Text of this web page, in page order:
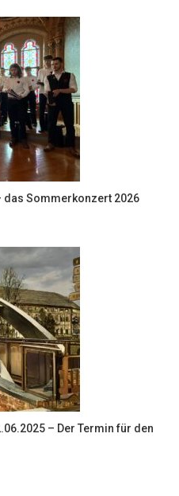
das Sommerkonzert 2026
– Der Termin für den